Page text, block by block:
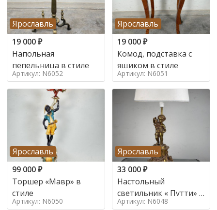
Ярославль
19 000₽
Напольная
пепельница в стиле
Артикул: N6052
Ярославль
19 000₽
Комод, подставка с
ящиком в стиле
Артикул: N6051
Ярославль
99 000₽
Торшер «Мавр» в
стиле
Артикул: N6050
Ярославль
33 000₽
Настольный
светильник « Путти» в
стиле
Артикул: N6048